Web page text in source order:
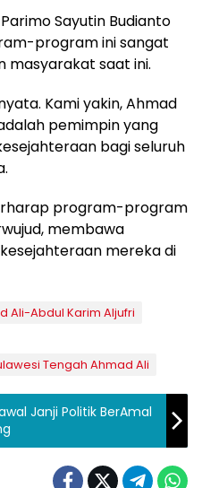
Sayutin Budianto
program ini sangat
masyarakat saat ini.
Kami yakin, Ahmad
pemimpin yang
bagi seluruh
program-program
membawa
mereka di
Ali-Abdul Karim Aljufri
Tengah Ahmad Ali
Janji Politik BerAmal